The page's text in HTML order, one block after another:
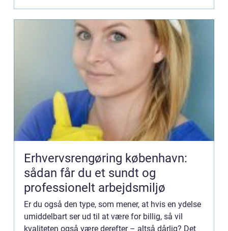
Erhvervsrengøring københavn:
sådan får du et sundt og
professionelt arbejdsmiljø
Er du også den type, som mener, at hvis en ydelse
umiddelbart ser ud til at være for billig, så vil
kvaliteten også være derefter – altså dårlig? Det